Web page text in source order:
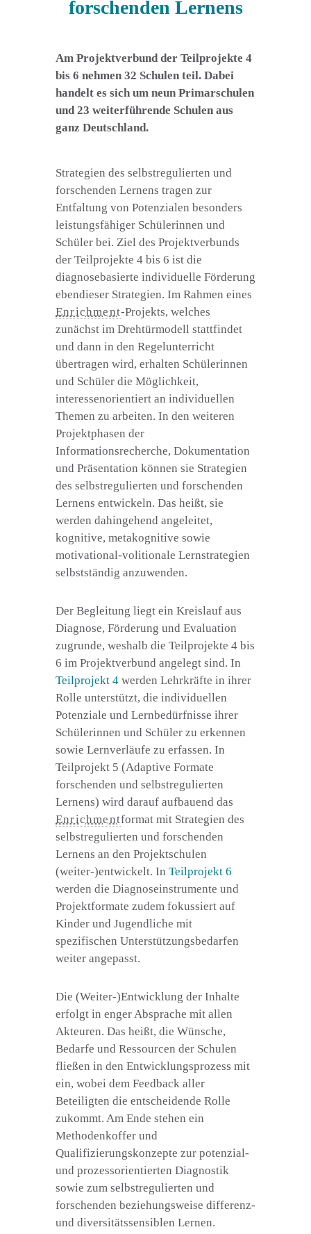
forschenden Lernens
Am Projektverbund der Teilprojekte 4
bis 6 nehmen 32 Schulen teil. Dabei
handelt es sich um neun Primarschulen
und 23 weiterführende Schulen aus
ganz Deutschland.
Strategien des selbstregulierten und
forschenden Lernens tragen zur
Entfaltung von Potenzialen besonders
leistungsfähiger Schülerinnen und
Schüler bei. Ziel des Projektverbunds
der Teilprojekte 4 bis 6 ist die
diagnosebasierte individuelle Förderung
ebendieser Strategien. Im Rahmen eines
Enrichment-Projekts, welches
zunächst im Drehtürmodell stattfindet
und dann in den Regelunterricht
übertragen wird, erhalten Schülerinnen
und Schüler die Möglichkeit,
interessenorientiert an individuellen
Themen zu arbeiten. In den weiteren
Projektphasen der
Informationsrecherche, Dokumentation
und Präsentation können sie Strategien
des selbstregulierten und forschenden
Lernens entwickeln. Das heißt, sie
werden dahingehend angeleitet,
kognitive, metakognitive sowie
motivational-volitionale Lernstrategien
selbstständig anzuwenden.
Der Begleitung liegt ein Kreislauf aus
Diagnose, Förderung und Evaluation
zugrunde, weshalb die Teilprojekte 4 bis
6 im Projektverbund angelegt sind. In
Teilprojekt 4 werden Lehrkräfte in ihrer
Rolle unterstützt, die individuellen
Potenziale und Lernbedürfnisse ihrer
Schülerinnen und Schüler zu erkennen
sowie Lernverläufe zu erfassen. In
Teilprojekt 5 (Adaptive Formate
forschenden und selbstregulierten
Lernens) wird darauf aufbauend das
Enrichmentformat mit Strategien des
selbstregulierten und forschenden
Lernens an den Projektschulen
(weiter-)entwickelt. In Teilprojekt 6
werden die Diagnoseinstrumente und
Projektformate zudem fokussiert auf
Kinder und Jugendliche mit
spezifischen Unterstützungsbedarfen
weiter angepasst.
Die (Weiter-)Entwicklung der Inhalte
erfolgt in enger Absprache mit allen
Akteuren. Das heißt, die Wünsche,
Bedarfe und Ressourcen der Schulen
fließen in den Entwicklungsprozess mit
ein, wobei dem Feedback aller
Beteiligten die entscheidende Rolle
zukommt. Am Ende stehen ein
Methodenkoffer und
Qualifizierungskonzepte zur potenzial-
und prozessorientierten Diagnostik
sowie zum selbstregulierten und
forschenden beziehungsweise differenz-
und diversitätssensiblen Lernen.